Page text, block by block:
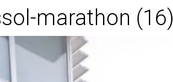
marathon (16)